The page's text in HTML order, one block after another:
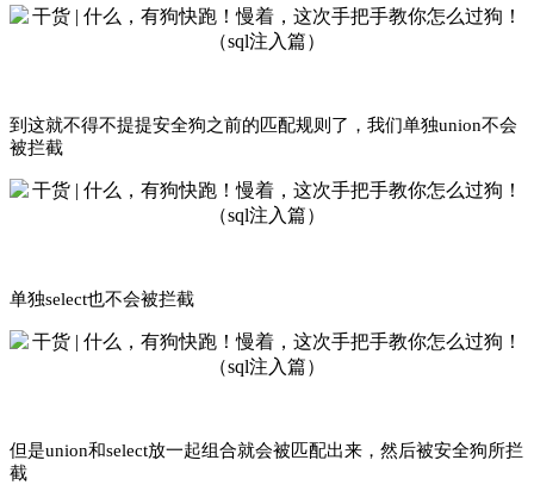
到这就不得不提提安全狗之前的匹配规则了，我们单独union不会
被拦截
单独select也不会被拦截
但是union和select放一起组合就会被匹配出来，然后被安全狗所拦
截